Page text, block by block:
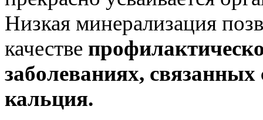
Низкая минерализация
качестве
заболеваниях,
кальция.